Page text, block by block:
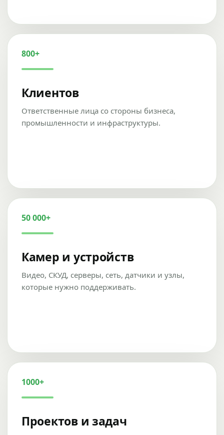
800+
Клиентов
Ответственные лица со стороны бизнеса,
промышленности и инфраструктуры.
50 000+
Камер и устройств
Видео, СКУД, серверы, сеть, датчики и узлы,
которые нужно поддерживать.
1000+
Проектов и задач